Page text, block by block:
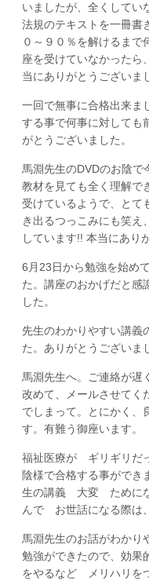
いましたが、全くしてい
法規のテキストを一冊書
０～９０％を解けるまで
座を受けていなかったら
当にありがとうございま
一回で無事に合格出来ま
する事で何事に対しても
がとうございました。
馬淵先生のDVDのお陰で
教材を見ても全く理解で
受けているようで、とて
き出るつっこみにも笑え
しています!! 本当にあり
6月23日から勉強を始め
た。講座のおかげだと感
した。
先生のわかりやすい講義
た。ありがとうございま
馬淵先生へ。ご連絡が遅
改めて、メールさせてく
でしまって。とにかく、
す。有難う御座います。
福祉医療が ギリギリだ
陰様で合格する事ができ
生の講義 大変 ためにな
んで お世話になる際は
馬淵先生のお話がわかり
勉強ができたので、効果
をやるなど メリハリを